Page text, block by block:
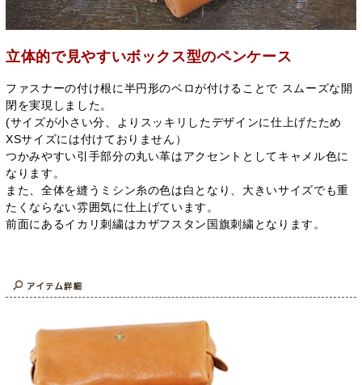
立体的で見やすいボックス型のペンケース
ファスナーの付け根に半円形のベロが付けることで スムーズな開
閉を実現しました。
(サイズが小さい分、よりスッキリしたデザインに仕上げたため
XSサイズには付けておりません）
つかみやすい引手部分の丸い革はアクセントとしてキャメル色に
なります。
また、全体を縫うミシン糸の色は白となり、大きいサイズでも重
たくならない雰囲気に仕上げています。
前面にあるイカリ刺繍はカザフスタン国旗刺繍となります。